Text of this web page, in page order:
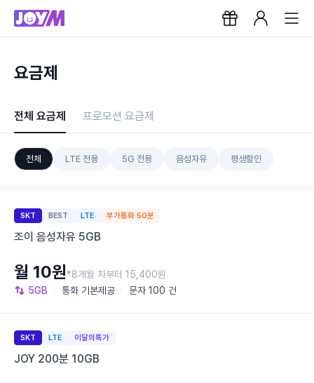
요금제
전체 요금제 프로모션 요금제
전체 LTE 전용 5G 전용 음성자유 평생할인
SKT BEST LTE 부가통화 50분
조이 음성자유 5GB
5GB 통화 기본제공 문자 100 건
월 10원*8개월 차부터 15,400원
SKT LTE 이달의특가
JOY 200분 10GB